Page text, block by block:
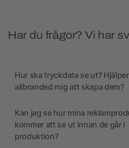
Har du frågor? Vi har
Hur ska tryckdata se ut? Hjälper
allbranded mig att skapa dem?
Kan jag se hur mina
kommer att se ut innan de går i
produktion?